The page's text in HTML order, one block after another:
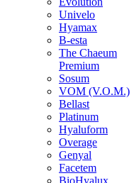
Univelo
Hyamax
B-esta
The Chaeum
Premium
Sosum
VOM (V.O.M.)
Bellast
Platinum
Hyaluform
Overage
Genyal
Facetem
BioHyalux